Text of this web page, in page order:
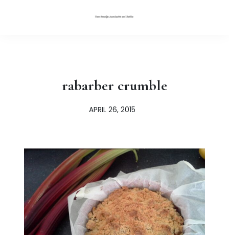
rabarber crumble
APRIL 26, 2015